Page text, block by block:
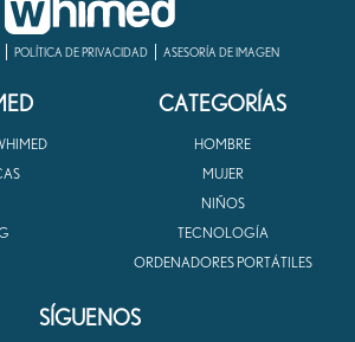
POLÍTICA DE PRIVACIDAD ASESORÍA DE IMAGEN
CATEGORÍAS
HOMBRE
MUJER
NIÑOS
TECNOLOGÍA
ORDENADORES PORTÁTILES
SÍGUENOS